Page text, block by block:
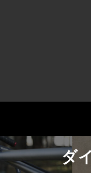
ダ